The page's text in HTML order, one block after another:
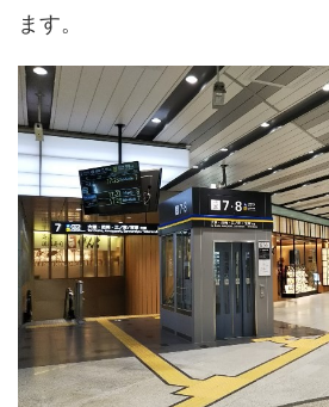
ます。